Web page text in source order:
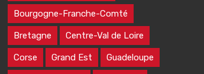
Bourgogne-Franche-Comté
Bretagne Centre-Val de Loire
Corse Grand Est Guadeloupe